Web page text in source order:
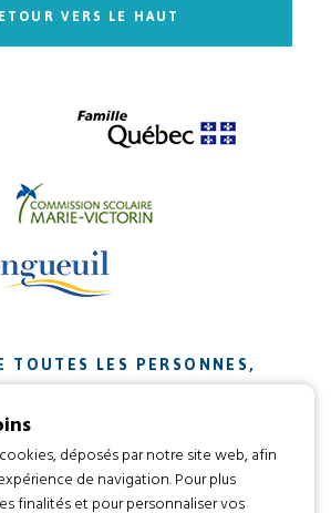
VERS LE HAUT
TOUTES LES PERSONNES,
ET ENTREPRISES QUI ONT
À NOTRE MISSION.
web par
déposés par notre site web, afin
de navigation. Pour plus
finalités et pour personnaliser vos